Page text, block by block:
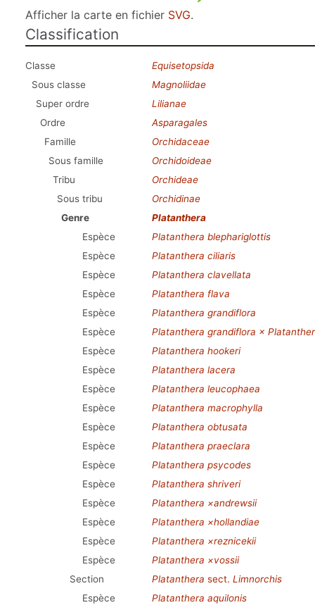
Afficher la carte en fichier SVG.
Classification
Classe
Equisetopsida
Sous classe
Magnoliidae
Super ordre
Lilianae
Ordre
Asparagales
Famille
Orchidaceae
Sous famille
Orchidoideae
Tribu
Orchideae
Sous tribu
Orchidinae
Genre
Platanthera
Espèce
Platanthera blephariglottis
Espèce
Platanthera ciliaris
Espèce
Platanthera clavellata
Espèce
Platanthera flava
Espèce
Platanthera grandiflora
Espèce
Platanthera grandiflora ×
Espèce
Platanthera hookeri
Espèce
Platanthera lacera
Espèce
Platanthera leucophaea
Espèce
Platanthera macrophylla
Espèce
Platanthera obtusata
Espèce
Platanthera praeclara
Espèce
Platanthera psycodes
Espèce
Platanthera shriveri
Espèce
Platanthera ×andrewsii
Espèce
Platanthera ×hollandiae
Espèce
Platanthera ×reznicekii
Espèce
Platanthera ×vossii
Section
Platanthera sect. Limnorchis
Espèce
Platanthera aquilonis